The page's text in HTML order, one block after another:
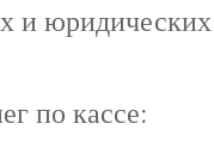
и
по кассе: